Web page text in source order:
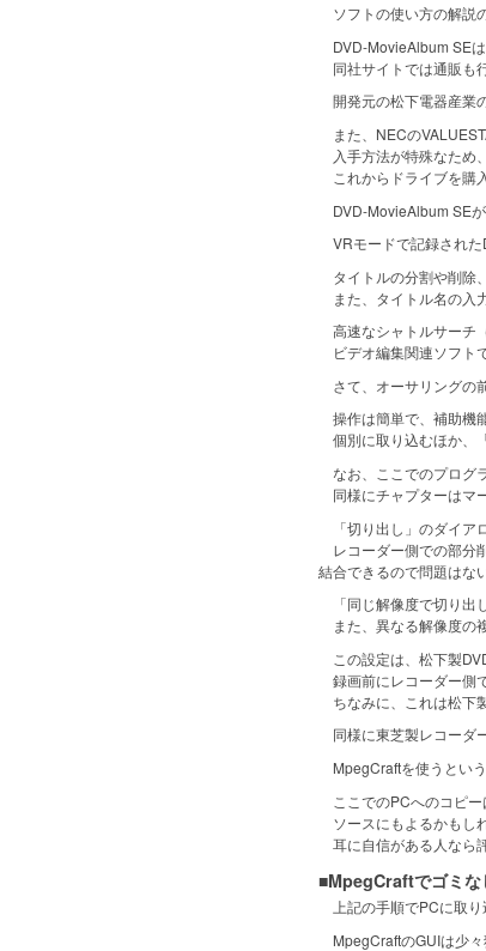
ソフトの使い方の解説
DVD-MovieAlbum SEは
同社サイトでは通販も
開発元の松下電器産業
また、NECの
入手方法が特殊なため
これからドライブを購
DVD-MovieAlbum SEが
VRモードで記録された
タイトルの分割や削除
また、タイトル名の入
高速なシャトルサーチ
ビデオ編集関連ソフト
さて、オーサリングの
操作は簡単で、補助機
個別に取り込むほか、
なお、ここでのプログ
同様にチャプターはマ
「切り出し」のダイア
レコーダー側での部分
結合できるので問題はない
「同じ解像度で切り出
また、異なる解像度の
この設定は、松下製
録画前にレコーダー側
ちなみに、これは松下
同様に東芝製レコーダ
MpegCraftを使うとい
ここでのPCへのコピー
ソースにもよるかもし
耳に自信がある人なら
■MpegCraftでゴミな
上記の手順でPCに取り
MpegCraftのGUIは少々